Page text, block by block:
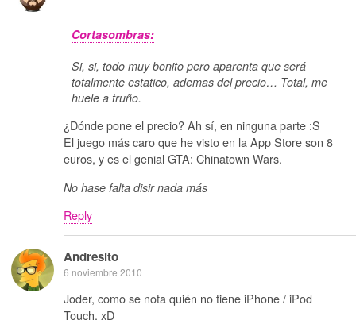
Cortasombras:
Si, si, todo muy bonito pero aparenta que será
totalmente estatico, ademas del precio… Total, me
huele a truño.
¿Dónde pone el precio? Ah sí, en ninguna parte :S
El juego más caro que he visto en la App Store son 8
euros, y es el genial GTA: Chinatown Wars.
No hase falta disir nada más
Reply
Andresito
6 noviembre 2010
Joder, como se nota quién no tiene iPhone / iPod
Touch. xD